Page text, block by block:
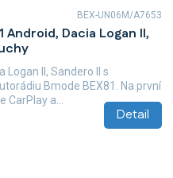
Android, Dacia Logan II,
Detail
Logan II, Sandero II s
Bmode BEX81. Na první
a...
BEX-UN06M/A7653